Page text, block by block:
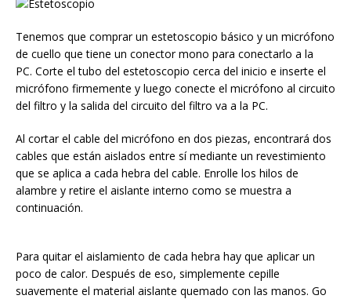
Tenemos que comprar un estetoscopio básico y un micrófono
de cuello que tiene un conector mono para conectarlo a la
PC. Corte el tubo del estetoscopio cerca del inicio e inserte el
micrófono firmemente y luego conecte el micrófono al circuito
del filtro y la salida del circuito del filtro va a la PC.
Al cortar el cable del micrófono en dos piezas, encontrará dos
cables que están aislados entre sí mediante un revestimiento
que se aplica a cada hebra del cable. Enrolle los hilos de
alambre y retire el aislante interno como se muestra a
continuación.
Para quitar el aislamiento de cada hebra hay que aplicar un
poco de calor. Después de eso, simplemente cepille
suavemente el material aislante quemado con las manos. Go